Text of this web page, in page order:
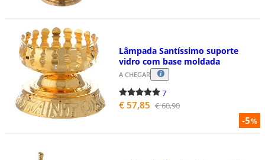
-5%
Lâmpada Santíssimo suporte
vidro com base moldada
A CHEGAR
7
€ 57,85 € 60,90